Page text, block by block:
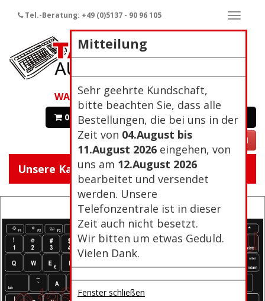
Mitteilung
Sehr geehrte Kundschaft,
bitte beachten Sie, dass alle
Bestellungen, die bei uns in der
Zeit von 04.August bis
11.August 2026 eingehen, von
uns am 12.August 2026
bearbeitet und versendet
werden. Unsere
Telefonzentrale ist in dieser
Zeit auch nicht besetzt.
Wir bitten um etwas Geduld.
Vielen Dank.
Fenster schließen
ein-/
Tel.-Beratung: +49 (0)5137 - 90 96 105
WARENKORB
0 Artikel 0,00€ Zur Kasse
VERTRAG WIDERRUFEN
ein/
Unsere Kategorien: